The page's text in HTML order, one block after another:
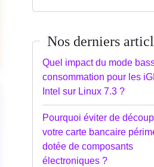
Nos derniers
Quel impact du mode
consommation pour les
Intel sur Linux 7.3 ?
Pourquoi éviter de
votre carte bancaire
dotée de composants
électroniques ?